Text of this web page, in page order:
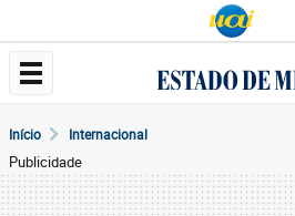
Início Internacional
Publicidade